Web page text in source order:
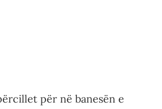
për në banesën e